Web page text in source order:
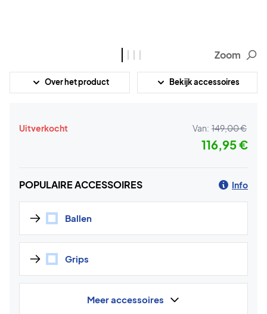
Zoom
Over het product Bekijk accessoires
Uitverkocht Van: 149,00 €
116,95 €
POPULAIRE ACCESSOIRES Info
Ballen
Grips
Meer accessoires